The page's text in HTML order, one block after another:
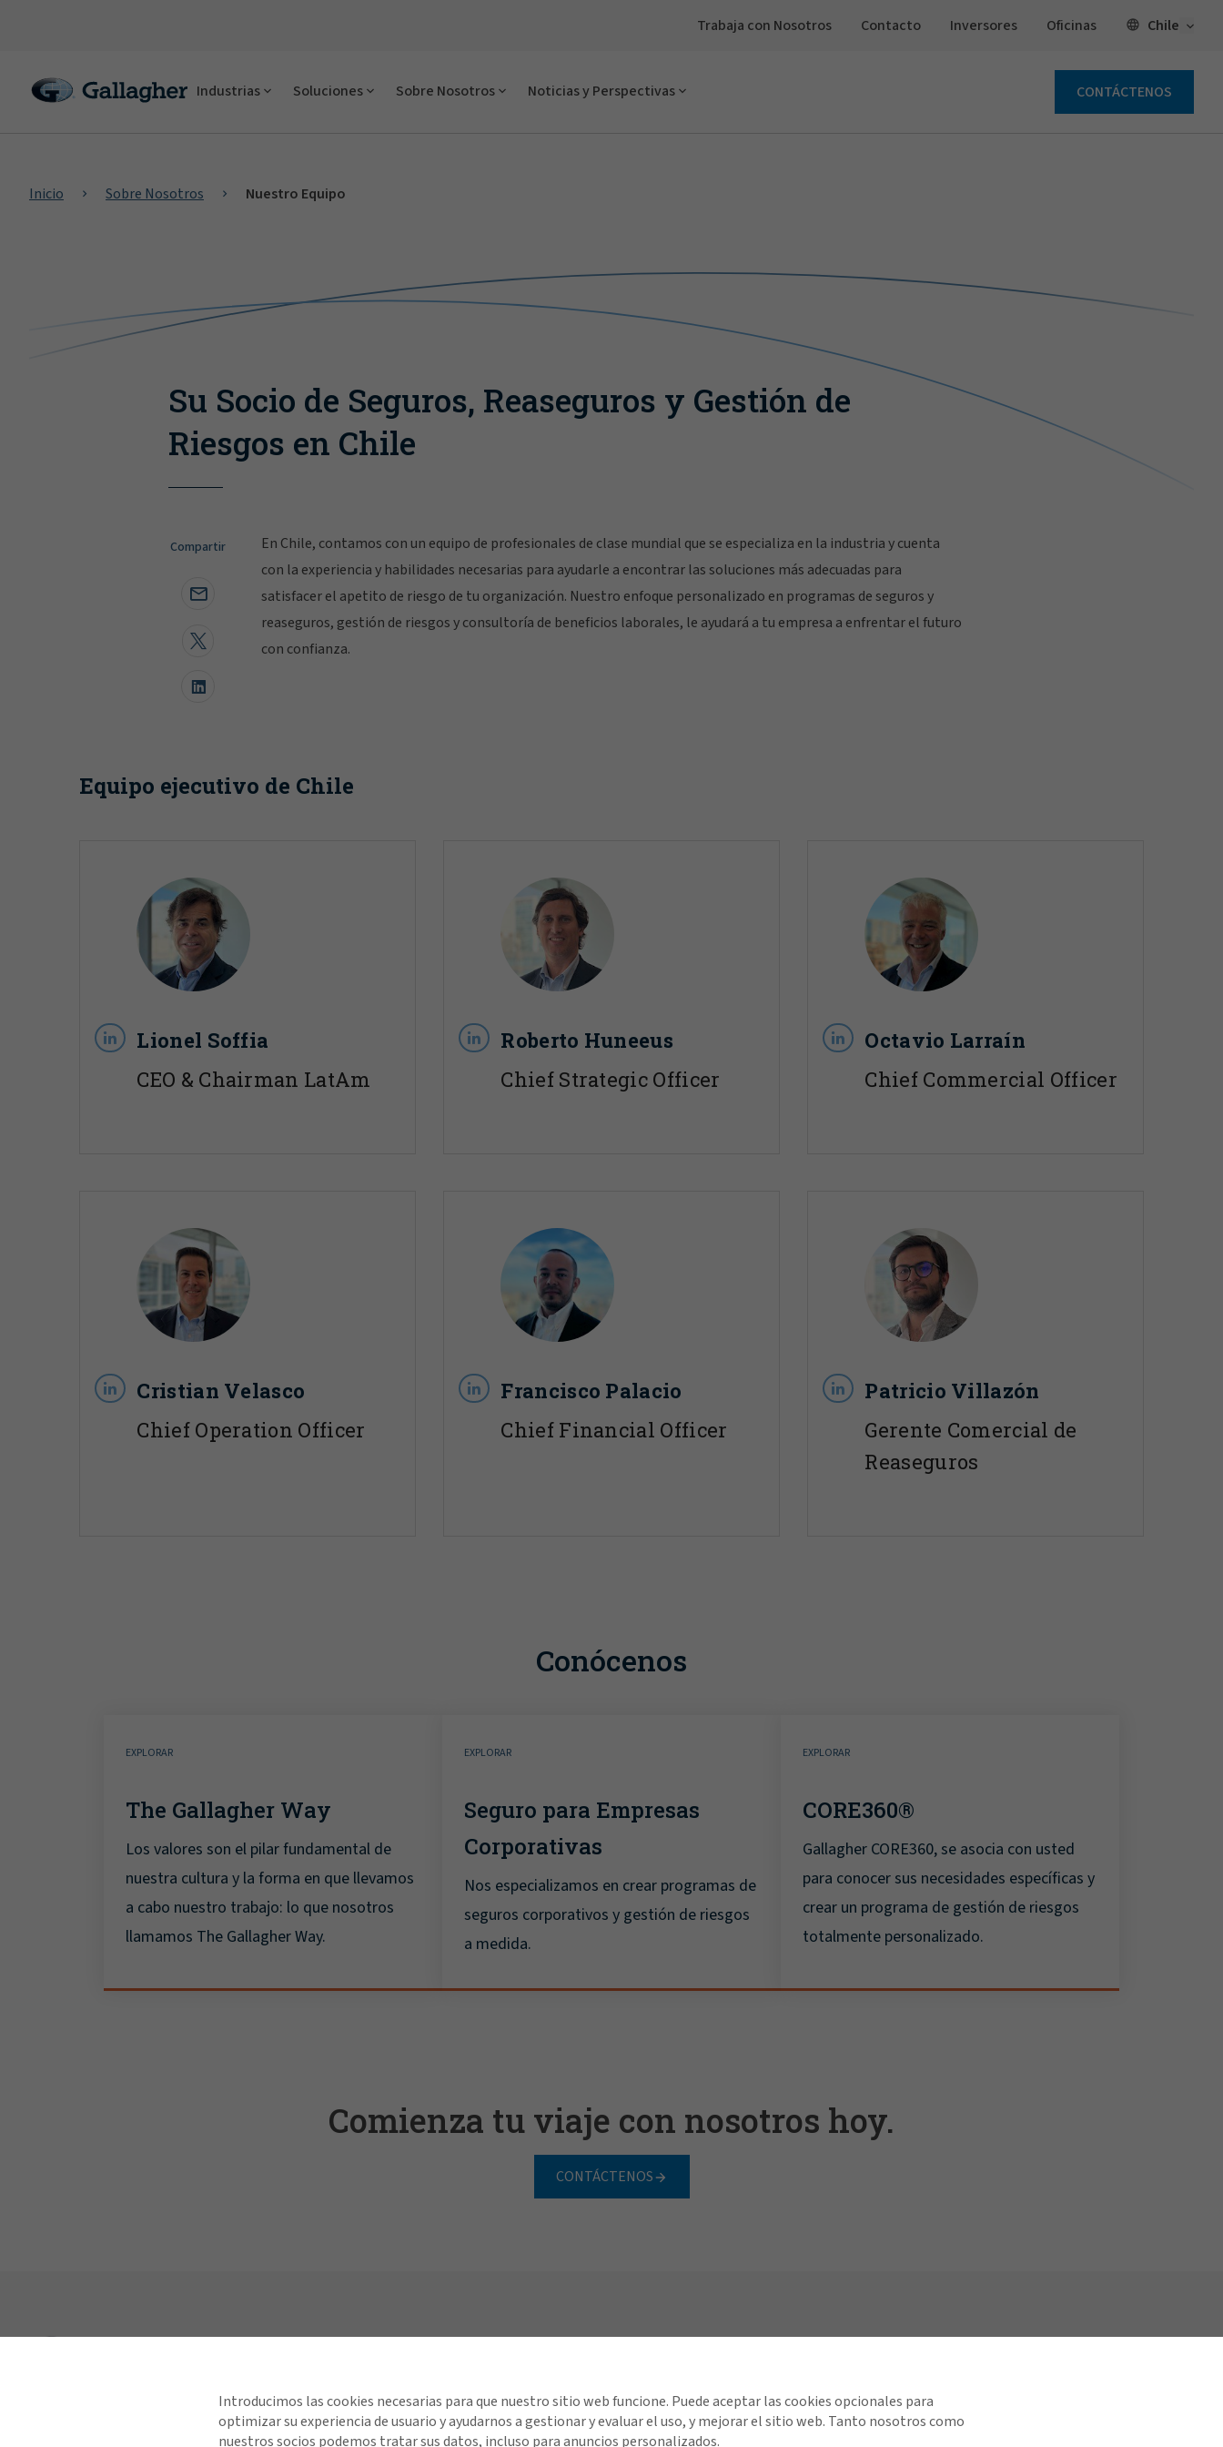
Trabaja con Nosotros Contacto Inversores Oficinas Chile Open
Industrias Soluciones Sobre Nosotros Noticias y Perspectivas CONTÁCTENOS
Inicio Sobre Nosotros Nuestro Equipo
Su Socio de Seguros, Reaseguros y Gestión de
Riesgos en Chile
Compartir
En Chile, contamos con un equipo de profesionales de clase mundial que se especializa en la industria y cuenta
con la experiencia y habilidades necesarias para ayudarle a encontrar las soluciones más adecuadas para
satisfacer el apetito de riesgo de tu organización. Nuestro enfoque personalizado en programas de seguros y
reaseguros, gestión de riesgos y consultoría de beneficios laborales, le ayudará a tu empresa a enfrentar el futuro
con confianza.
Equipo ejecutivo de Chile
Lionel Soffia
CEO & Chairman LatAm
Roberto Huneeus
Chief Strategic Officer
Octavio Larraín
Chief Commercial Officer
Cristian Velasco
Chief Operation Officer
Francisco Palacio
Chief Financial Officer
Patricio Villazón
Gerente Comercial de
Reaseguros
Conócenos
EXPLORAR
The Gallagher Way
Los valores son el pilar fundamental de
nuestra cultura y la forma en que llevamos
a cabo nuestro trabajo: lo que nosotros
llamamos The Gallagher Way.
EXPLORAR
Seguro para Empresas
Corporativas
Nos especializamos en crear programas de
seguros corporativos y gestión de riesgos
a medida.
EXPLORAR
CORE360®
Gallagher CORE360, se asocia con usted
para conocer sus necesidades específicas y
crear un programa de gestión de riesgos
totalmente personalizado.
Comienza tu viaje con nosotros hoy.
CONTÁCTENOS
Industrias
Soluciones
Sobre Gallagher
Trabaja con Nosotros
Contáctenos
Introducimos las cookies necesarias para que nuestro sitio web funcione. Puede aceptar las cookies opcionales para
optimizar su experiencia de usuario y ayudarnos a gestionar y evaluar el uso, y mejorar el sitio web. Tanto nosotros como
nuestros socios podemos tratar sus datos, incluso para anuncios personalizados.